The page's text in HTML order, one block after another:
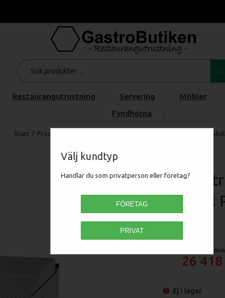
Välj kundtyp
Handlar du som privatperson eller företag?
FÖRETAG
PRIVAT
Restaurangutrustning Servering Möbler
Fyndhörna
Start / Produkter RM Gastro Redfox 700 - FTR 70/08 G
RM
Stekhäll
00110071
Pris (exkl
26 418
Ej i lager